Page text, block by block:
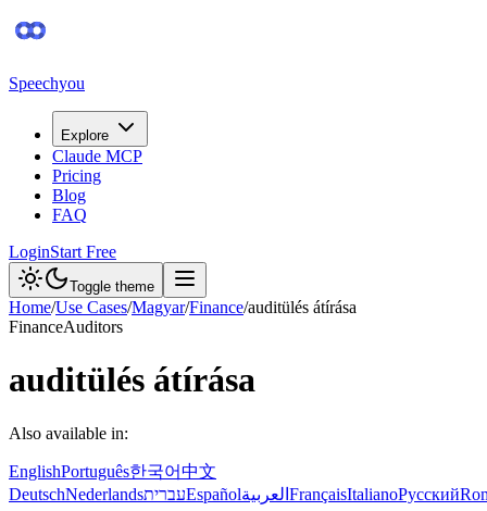
Speechyou
Explore
Claude MCP
Pricing
Blog
FAQ
LoginStart Free
Toggle theme
Home/Use Cases/Magyar/Finance/auditülés átírása
FinanceAuditors
auditülés átírása
Also available in:
EnglishPortuguês한국어中文
DeutschNederlandsעבריתEspañolالعربية FrançaisItalianoРусский